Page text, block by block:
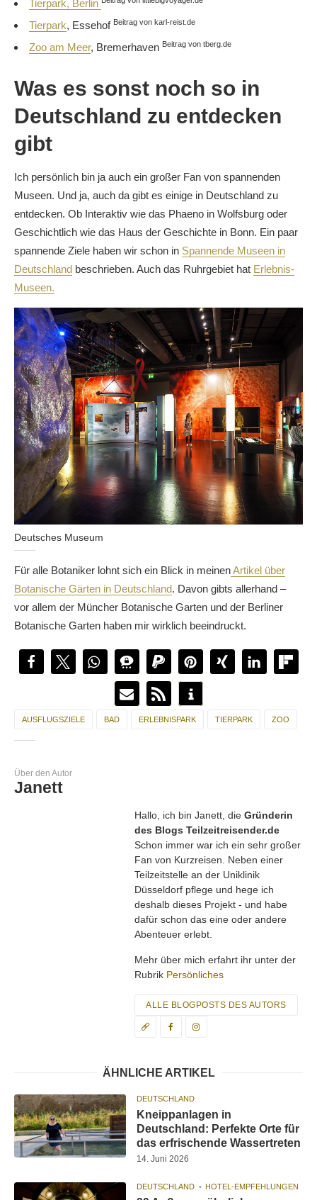
Tierpark, Berlin
Tierpark, Essehof Beitrag von karl-reist.de
Zoo am Meer, Bremerhaven Beitrag von tberg.de
Was es sonst noch so in
Deutschland zu entdecken
gibt
Ich persönlich bin ja auch ein großer Fan von spannenden
Museen. Und ja, auch da gibt es einige in Deutschland zu
entdecken. Ob Interaktiv wie das Phaeno in Wolfsburg oder
Geschichtlich wie das Haus der Geschichte in Bonn. Ein paar
spannende Ziele haben wir schon in Spannende Museen in
Deutschland beschrieben. Auch das Ruhrgebiet hat Erlebnis-
Museen.
Deutsches Museum
Für alle Botaniker lohnt sich ein Blick in meinenArtikel über
Botanische Gärten in Deutschland. Davon gibts allerhand –
vor allem der Müncher Botanische Garten und der Berliner
Botanische Garten haben mir wirklich beeindruckt.
AUSFLUGSZIELE BAD ERLEBNISPARK TIERPARK ZOO
Über den Autor
Janett
Hallo, ich bin Janett, die Gründerin
des Blogs Teilzeitreisender.de
Schon immer war ich ein sehr großer
Fan von Kurzreisen. Neben einer
Teilzeitstelle an der Uniklinik
Düsseldorf pflege und hege ich
deshalb dieses Projekt - und habe
dafür schon das eine oder andere
Abenteuer erlebt.
Mehr über mich erfahrt ihr unter der
Rubrik Persönliches
ALLE BLOGPOSTS DES AUTORS
ÄHNLICHE ARTIKEL
DEUTSCHLAND
Kneippanlagen in
Deutschland: Perfekte Orte für
das erfrischende Wassertreten
14. Juni 2026
DEUTSCHLAND HOTEL-EMPFEHLUNGEN